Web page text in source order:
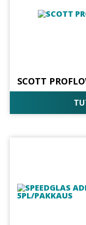
SCOTT